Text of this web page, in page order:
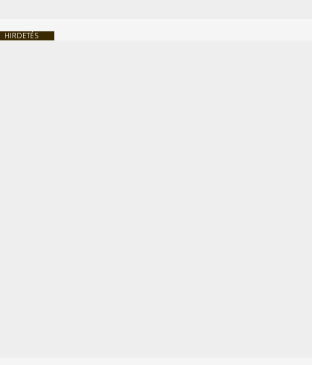
HIRDETÉS